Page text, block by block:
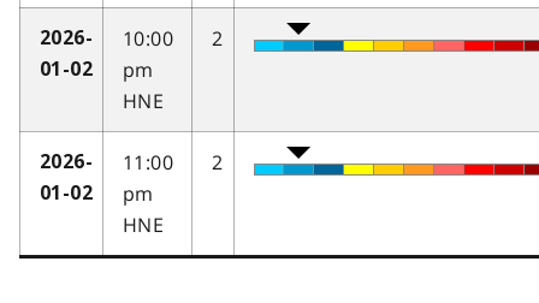
2026-
01-02
10:00
pm
HNE
2
2026-
01-02
11:00
pm
HNE
2